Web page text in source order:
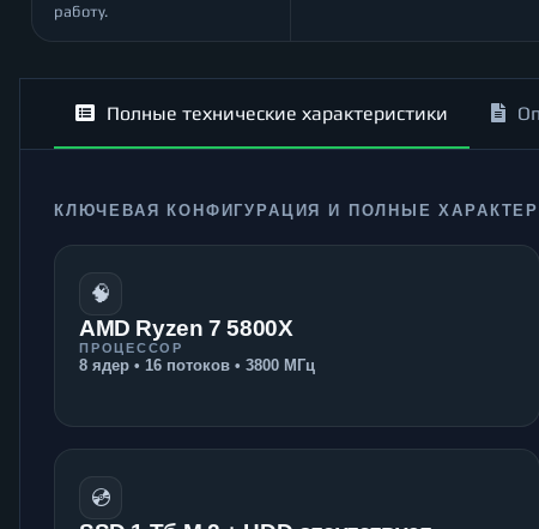
работу.
Полные технические характеристики
КЛЮЧЕВАЯ КОНФИГУРАЦИЯ И ПОЛНЫЕ
🧠
AMD Ryzen 7 5800X
ПРОЦЕССОР
8 ядер • 16 потоков • 3800 МГц
💿